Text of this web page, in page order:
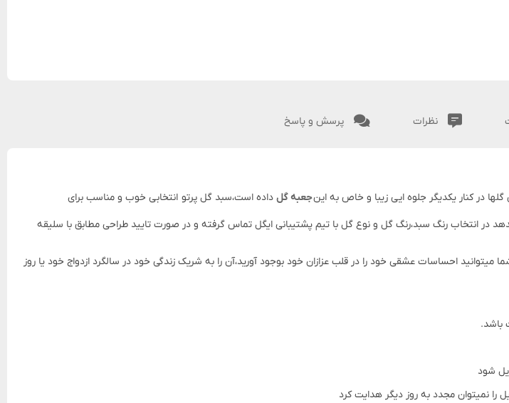
نظرات پرسش و پاسخ
در کنار یکدیگر جلوه ایی زیبا و خاص به اینجعبه گل داده است،سبد گل پرتو انتخابی خوب و مناسب برای
در انتخاب رنگ سبد،رنگ گل و نوع گل با تیم پشتیبانی ایگل تماس گرفته و در صورت تایید طراحی مطابق با سلیقه
احساسات عشقی خود را در قلب عزازان خود بوجود آورید،آن را به شریک زندگی خود در سالگرد ازدواج خود یا روز
باشد.
شود
را نمیتوان مجدد به روز دیگر هدایت کرد